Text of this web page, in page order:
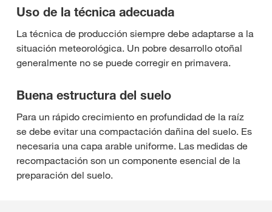
Uso de la técnica adecuada
La técnica de producción siempre debe adaptarse a la
situación meteorológica. Un pobre desarrollo otoñal
generalmente no se puede corregir en primavera.
Buena estructura del suelo
Para un rápido crecimiento en profundidad de la raíz
se debe evitar una compactación dañina del suelo. Es
necesaria una capa arable uniforme. Las medidas de
recompactación son un componente esencial de la
preparación del suelo.